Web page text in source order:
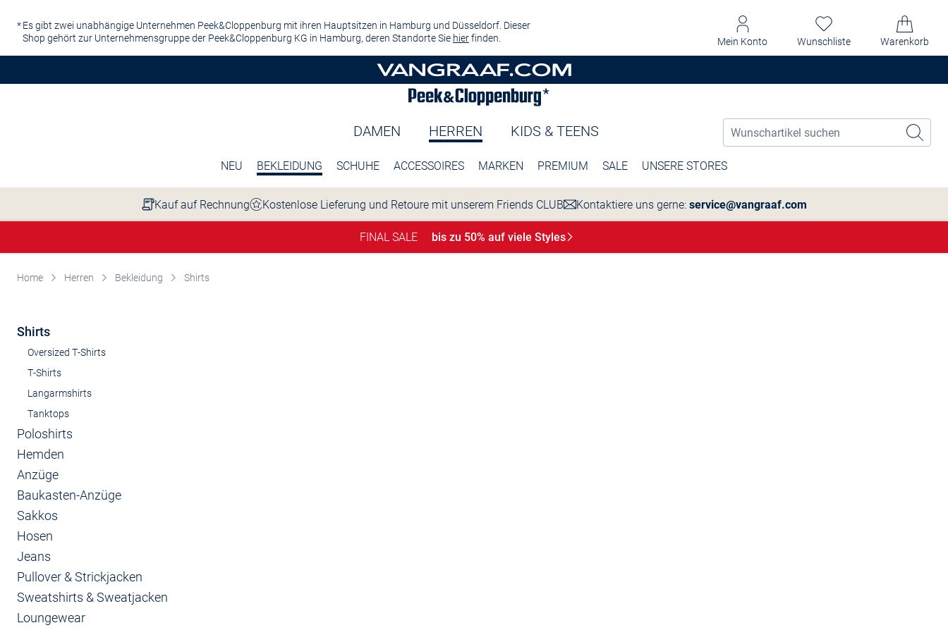
Es gibt zwei unabhängige Unternehmen Peek&Cloppenburg mit ihren Hauptsitzen in Hamburg und Düsseldorf. Dieser
Shop gehört zur Unternehmensgruppe der Peek&Cloppenburg KG in Hamburg, deren Standorte Sie hierfinden. Mein Konto Wunschliste Warenkorb
DAMEN HERREN KIDS & TEENS
NEU BEKLEIDUNG SCHUHE ACCESSOIRES MARKEN PREMIUM SALE UNSERE STORES
Kauf auf Rechnung Kostenlose Lieferung und Retoure mit unserem Friends CLUB Kontaktiere uns gerne: service@vangraaf.com
FINAL SALE bis zu 50% auf viele Styles
Home Herren Bekleidung Shirts
Shirts
Oversized T-Shirts
T-Shirts
Langarmshirts
Tanktops
Poloshirts
Hemden
Anzüge
Baukasten-Anzüge
Sakkos
Hosen
Jeans
Pullover & Strickjacken
Sweatshirts & Sweatjacken
Loungewear